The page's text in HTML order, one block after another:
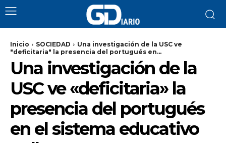
Inicio SOCIEDAD
Una investigación de la USC ve
"deficitaria" la presencia del portugués en...
Una investigación de la
USC ve «deficitaria» la
presencia del portugués
en el sistema educativo